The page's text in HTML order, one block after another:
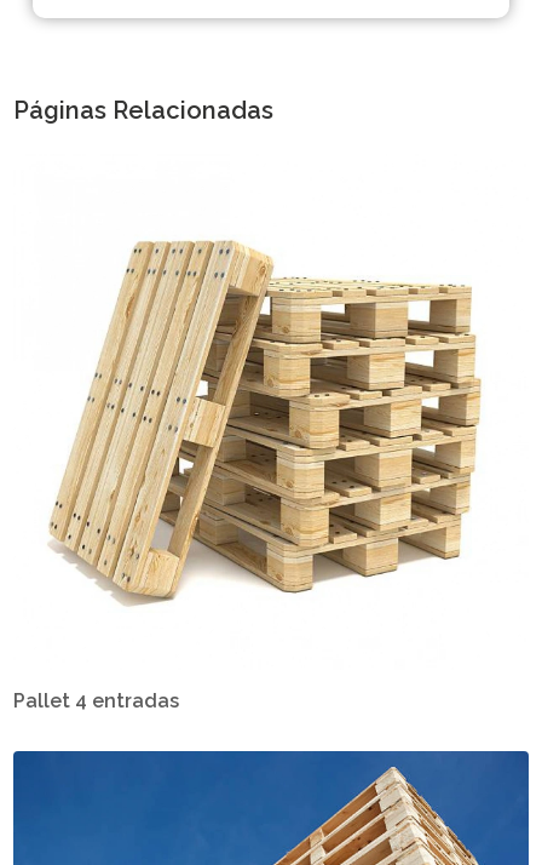
Páginas Relacionadas
Pallet 4 entradas